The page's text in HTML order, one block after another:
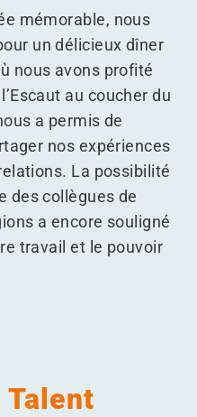
mémorable, nous
un délicieux dîner
nous avons profité
au coucher du
a permis de
nos expériences
La possibilité
des collègues de
a encore souligné
travail et le pouvoir
Talent